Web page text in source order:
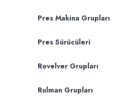
Pres Makina Grupları
Pres Sürücüleri
Rovelver Grupları
Rulman Grupları